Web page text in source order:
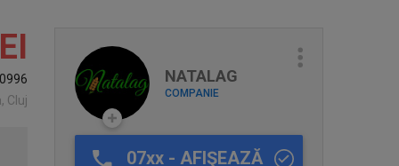
NATALAG
COMPANIE
07xx - AFIŞEAZĂ
Cluj